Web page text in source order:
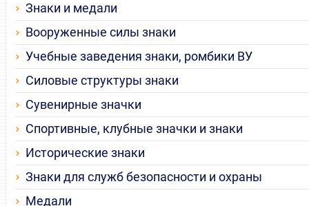
Знаки и медали
Вооруженные силы знаки
Учебные заведения знаки, ромбики ВУ
Силовые структуры знаки
Сувенирные значки
Спортивные, клубные значки и знаки
Исторические знаки
Знаки для служб безопасности и охраны
Медали